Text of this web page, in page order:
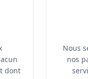
dont
Nous
nos